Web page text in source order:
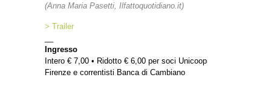
(Anna Maria Pasetti, Ilfattoquotidiano.it)
> Trailer
Ingresso
Intero € 7,00 • Ridotto € 6,00 per soci Unicoop
Firenze e correntisti Banca di Cambiano